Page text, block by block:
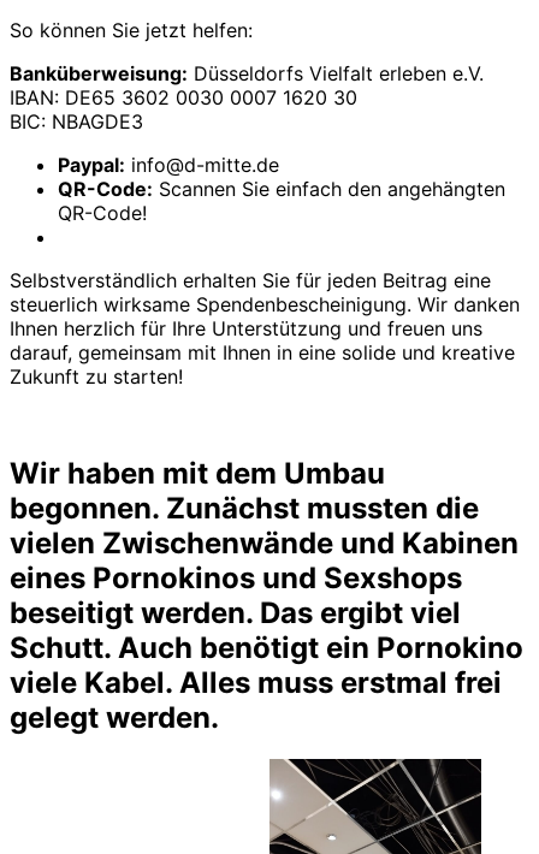
So können Sie jetzt helfen:
Banküberweisung: Düsseldorfs Vielfalt erleben e.V.
IBAN: DE65 3602 0030 0007 1620 30
BIC: NBAGDE3
Paypal: info@d-mitte.de
QR-Code: Scannen Sie einfach den angehängten
QR-Code!
Selbstverständlich erhalten Sie für jeden Beitrag eine
steuerlich wirksame Spendenbescheinigung. Wir danken
Ihnen herzlich für Ihre Unterstützung und freuen uns
darauf, gemeinsam mit Ihnen in eine solide und kreative
Zukunft zu starten!
Wir haben mit dem Umbau
begonnen. Zunächst mussten die
vielen Zwischenwände und Kabinen
eines Pornokinos und Sexshops
beseitigt werden. Das ergibt viel
Schutt. Auch benötigt ein Pornokino
viele Kabel. Alles muss erstmal frei
gelegt werden.